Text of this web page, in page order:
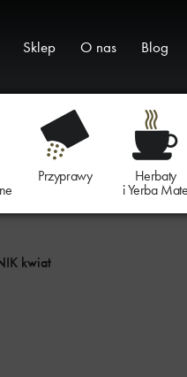
Sklep O nas Blog
Przyprawy
Herbaty
i Yerba Mate
kwiat